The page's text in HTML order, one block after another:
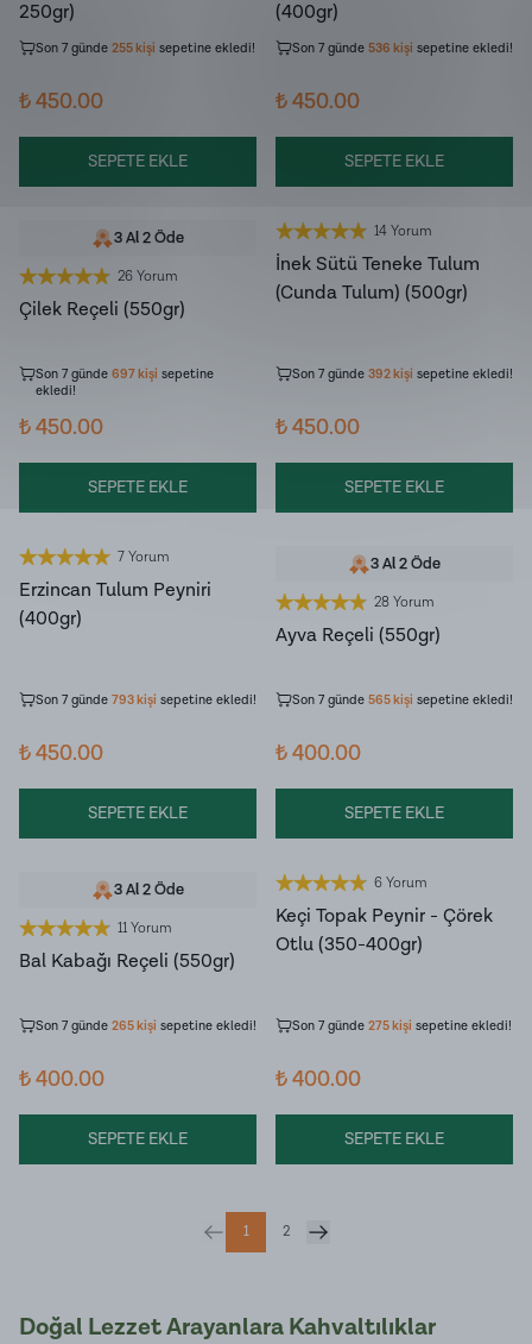
250gr)
inceledi!
Son 7 günde 255kişi sepetine ekledi!
₺ 450.00
SEPETE EKLE
(400gr)
inceledi!
Son 7 günde 536 kişi sepetine ekledi!
₺ 450.00
SEPETE EKLE
3 Al 2 Öde
26 Yorum
Çilek Reçeli (550gr)
Son 7 günde 697kişi sepetine
ekledi!
₺ 450.00
SEPETE EKLE
14 Yorum
İnek Sütü Teneke Tulum
(Cunda Tulum) (500gr)
Son 7 günde 392kişi sepetine ekledi!
₺ 450.00
SEPETE EKLE
7 Yorum
Erzincan Tulum Peyniri
(400gr)
Son 7 günde 793kişi sepetine ekledi!
₺ 450.00
SEPETE EKLE
3 Al 2 Öde
28 Yorum
Ayva Reçeli (550gr)
Son 7 günde 565kişi sepetine ekledi!
₺ 400.00
SEPETE EKLE
3 Al 2 Öde
11 Yorum
Bal Kabağı Reçeli (550gr)
Son 7 günde 265kişi sepetine ekledi!
₺ 400.00
SEPETE EKLE
6 Yorum
Keçi Topak Peynir - Çörek
Otlu (350-400gr)
Son 7 günde 275kişi sepetine ekledi!
₺ 400.00
SEPETE EKLE
1 2
Doğal Lezzet Arayanlara Kahvaltılıklar